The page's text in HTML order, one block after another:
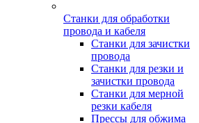
Станки для обработки
провода и кабеля
Станки для зачистки
провода
Станки для резки и
зачистки провода
Станки для мерной
резки кабеля
Прессы для обжима